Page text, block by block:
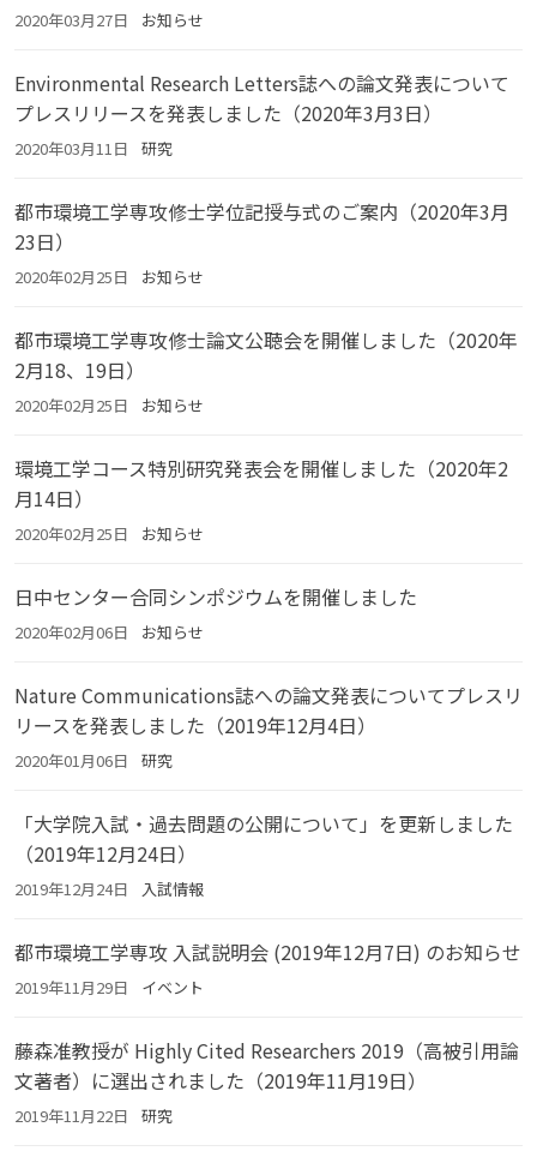
2020年03月27日 お知らせ
Environmental Research Letters誌への論文発表について
プレスリリースを発表しました（2020年3月3日）
2020年03月11日 研究
都市環境工学専攻修士学位記授与式のご案内（2020年3月
23日）
2020年02月25日 お知らせ
都市環境工学専攻修士論文公聴会を開催しました（2020年
2月18、19日）
2020年02月25日 お知らせ
環境工学コース特別研究発表会を開催しました（2020年2
月14日）
2020年02月25日 お知らせ
日中センター合同シンポジウムを開催しました
2020年02月06日 お知らせ
Nature Communications誌への論文発表についてプレスリ
リースを発表しました（2019年12月4日）
2020年01月06日 研究
「大学院入試・過去問題の公開について」を更新しました
（2019年12月24日）
2019年12月24日 入試情報
都市環境工学専攻 入試説明会 (2019年12月7日) のお知らせ
2019年11月29日 イベント
藤森准教授が Highly Cited Researchers 2019（高被引用論
文著者）に選出されました（2019年11月19日）
2019年11月22日 研究